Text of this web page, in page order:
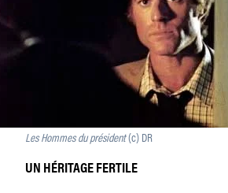
Les Hommes du président(c) DR
UN HÉRITAGE FERTILE